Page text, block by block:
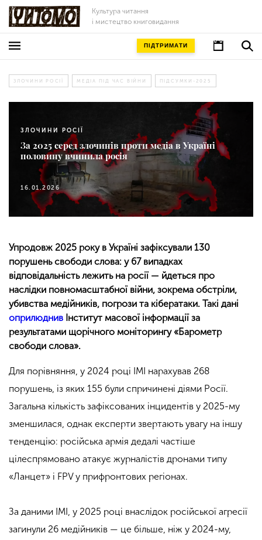
Культура читання
і мистецтво книговидання
ПІДТРИМАТИ
ЗЛОЧИНИ РОСІЇ МЕДІА ПІД ЧАС ВІЙНИ ПІДСУМКИ-2025
ЗЛОЧИНИ РОСІЇ
За 2025 серед злочинів проти медіа в Україні
половину вчинила росія
16.01.2026
Упродовж 2025 року в Україні зафіксували 130
порушень свободи слова: у 67 випадках
відповідальність лежить на росії — йдеться про
наслідки повномасштабної війни, зокрема обстріли,
убивства медійників, погрози та кібератаки. Такі дані
оприлюднив Інститут масової інформації за
результатами щорічного моніторингу «Барометр
свободи слова».
Для порівняння, у 2024 році ІМІ нарахував 268
порушень, із яких 155 були спричинені діями Росії.
Загальна кількість зафіксованих інцидентів у 2025-му
зменшилася, однак експерти звертають увагу на іншу
тенденцію: російська армія дедалі частіше
цілеспрямовано атакує журналістів дронами типу
«Ланцет» і FPV у прифронтових регіонах.
За даними ІМІ, у 2025 році внаслідок російської агресії
загинули 26 медійників — це більше, ніж у 2024-му,